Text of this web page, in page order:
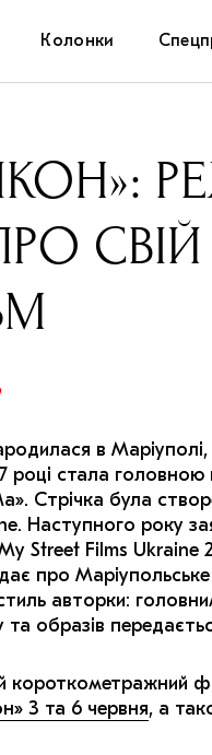
Колонки
в Маріуполі,
році стала головною
Стрічка була
Наступного року
Street Films
про
авторки:
образів
короткометражний
3 та 6 червня, а